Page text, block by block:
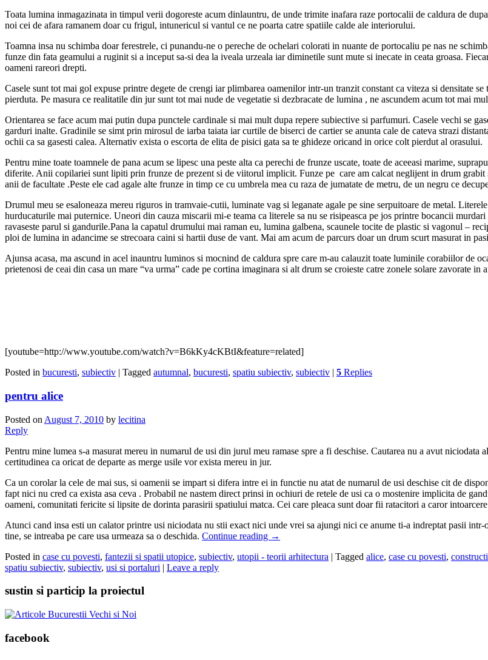
Toata lumina inmagazinata in timpul verii dogoreste acum dinlauntru, de unde trimite inafara raze portocalii de caldura de
noi cei de afara ramanem doar cu frigul, intunericul si vantul ce ne poarta catre spatiile calde ale interiorului.
Toamna insa nu schimba doar ferestrele, ci punandu-ne o pereche de ochelari colorati in nuante de portocaliu pe nas ne
funze din fata geamului a ruginit si a inceput sa-si dea la iveala urzeala iar diminetile sunt mute si inecate in ceata groasa.
oameni rareori drepti.
Casele sunt tot mai gol expuse printre degete de crengi iar plimbarea oamenilor intr-un tranzit constant ca viteza si densitate
pierduta. Pe masura ce realitatile din jur sunt tot mai nude de vegetatie si dezbracate de lumina , ne ascundem acum tot mai
Orientarea se face acum mai putin dupa punctele cardinale si mai mult dupa repere subiective si parfumuri. Casele vechi se
garduri inalte. Gradinile se simt prin mirosul de iarba taiata iar curtile de biserci de cartier se anunta cale de cateva strazi
ochii ca sa gasesti calea. Alternativ exista o escorta de elita de pisici gata sa te ghideze oricand in orice colt pierdut al orasului.
Pentru mine toate toamnele de pana acum se lipesc una peste alta ca perechi de frunze uscate, toate de aceeasi marime,
diferite. Anii copilariei sunt lipiti prin frunze de prezent si de viitorul implicit. Funze pe care am calcat neglijent in drum grabit
anii de facultate .Peste ele cad agale alte frunze in timp ce cu umbrela mea cu raza de jumatate de metru, de un negru ce
Drumul meu se esaloneaza mereu riguros in tramvaie-cutii, luminate vag si leganate agale pe sine serpuitoare de metal.
hurducaturile mai puternice. Uneori din cauza miscarii mi-e teama ca literele sa nu se risipeasca pe jos printre bocancii
ravaseste parul si gandurile.Pana la capatul drumului mai raman eu, lumina galbena, scaunele tocite de plastic si vagonul –
ploi de lumina in adancime se strecoara caini si hartii duse de vant. Mai am acum de parcurs doar un drum scurt masurat in
Ajunsa acasa, ma ascund in acel inauntru luminos si mocnind de caldura spre care m-au calauzit toate luminile corabiilor de
prietenosi de ceai din casa un mare “va urma” cade pe cortina imaginara si alt drum se croieste catre zonele solare zavorate in
[youtube=http://www.youtube.com/watch?v=B6kKy4cKBtI&feature=related]
Posted in bucuresti, subiectiv | Tagged autumnal, bucuresti, spatiu subiectiv, subiectiv | 5 Replies
pentru alice
Posted on August 7, 2010 by lecitina
Reply
Pentru mine lumea s-a masurat mereu in numarul de usi din jurul meu ramase spre a fi deschise. Cautarea nu a avut
certitudinea ca oricat de departe as merge usile vor exista mereu in jur.
Ca un corolar la cele de mai sus, si oamenii se impart si difera intre ei in functie nu atat de numarul de usi deschise cit de
fapt nici nu cred ca exista asa ceva . Probabil ne nastem direct prinsi in ochiuri de retele de usi ca o mostenire implicita de
oameni, comunitati fericite si lipsite de dorinta parasirii spatiului matca. Cei care pleaca sunt doar fii ratacitori a caror intoarcere
Atunci cand insa esti un calator printre usi niciodata nu stii exact nici unde vrei sa ajungi nici ce anume ti-a indreptat pasii
tine, se intreaba pe care usa urmeaza sa o deschida. Continue reading →
Posted in case cu povesti, fantezii si spatii utopice, subiectiv, utopii - teorii arhitectura | Tagged alice, case cu povesti,
spatiu subiectiv, subiectiv, usi si portaluri | Leave a reply
sustin si particip la proiectul
facebook